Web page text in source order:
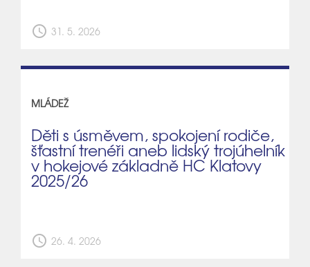
schedule 31. 5. 2026
MLÁDEŽ
Děti s úsměvem, spokojení rodiče,
šťastní trenéři aneb lidský trojúhelník
v hokejové základně HC Klatovy
2025/26
schedule 26. 4. 2026